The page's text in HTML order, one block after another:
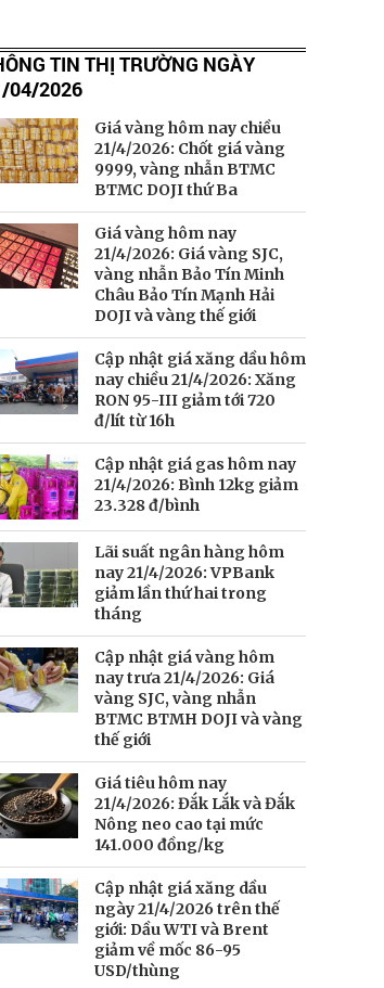
TIN THỊ TRƯỜNG NGÀY
04/2026
Giá vàng hôm nay chiều
21/4/2026: Chốt giá vàng
9999, vàng nhẫn BTMC
BTMC DOJI thứ Ba
Giá vàng hôm nay
21/4/2026: Giá vàng SJC,
vàng nhẫn Bảo Tín Minh
Châu Bảo Tín Mạnh Hải
DOJI và vàng thế giới
Cập nhật giá xăng dầu hôm
nay chiều 21/4/2026: Xăng
RON 95-III giảm tới 720
đ/lít từ 16h
Cập nhật giá gas hôm nay
21/4/2026: Bình 12kg giảm
23.328 đ/bình
Lãi suất ngân hàng hôm
nay 21/4/2026: VPBank
giảm lần thứ hai trong
tháng
Cập nhật giá vàng hôm
nay trưa 21/4/2026: Giá
vàng SJC, vàng nhẫn
BTMC BTMH DOJI và vàng
thế giới
Giá tiêu hôm nay
21/4/2026: Đắk Lắk và Đắk
Nông neo cao tại mức
141.000 đồng/kg
Cập nhật giá xăng dầu
ngày 21/4/2026 trên thế
giới: Dầu WTI và Brent
giảm về mốc 86-95
USD/thùng